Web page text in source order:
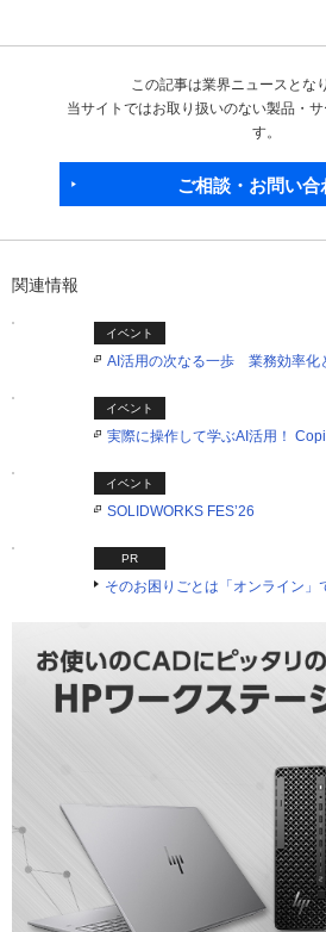
この記事は業界ニュースとな
当サイトではお取り扱いのない製品・
す。
ご相談・お問い合
関連情報
イベント
AI活用の次なる一歩 業務効率化
イベント
実際に操作して学ぶAI活用！
イベント
SOLIDWORKS FES’26
PR
そのお困りごとは「オンライン」